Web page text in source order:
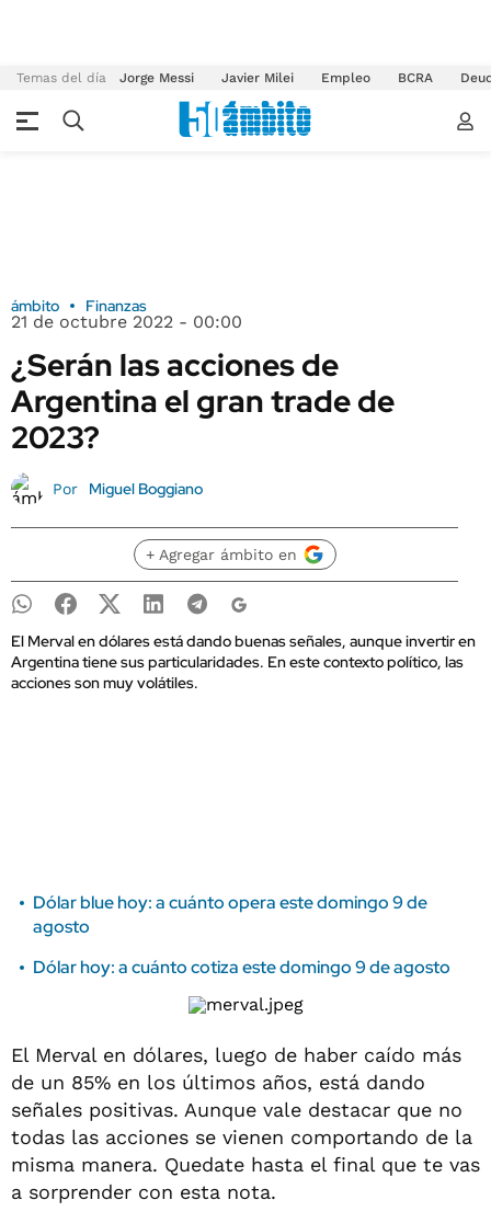
Temas del día Jorge Messi Javier Milei Empleo BCRA
ámbito Finanzas
21 de octubre 2022 - 00:00
¿Serán las acciones de
Argentina el gran trade de
2023?
Por Miguel Boggiano
+ Agregar ámbito en
El Merval en dólares está dando buenas señales, aunque invertir en
Argentina tiene sus particularidades. En este contexto político, las
acciones son muy volátiles.
Dólar blue hoy: a cuánto opera este domingo 9 de
agosto
Dólar hoy: a cuánto cotiza este domingo 9 de agosto
El Merval en dólares, luego de haber caído más
de un 85% en los últimos años, está dando
señales positivas. Aunque vale destacar que no
todas las acciones se vienen comportando de la
misma manera. Quedate hasta el final que te vas
a sorprender con esta nota.